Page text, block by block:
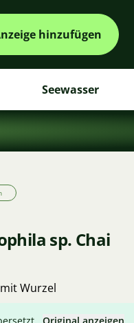
hinzufügen
Seewasser
sp. Chai
Wurzel